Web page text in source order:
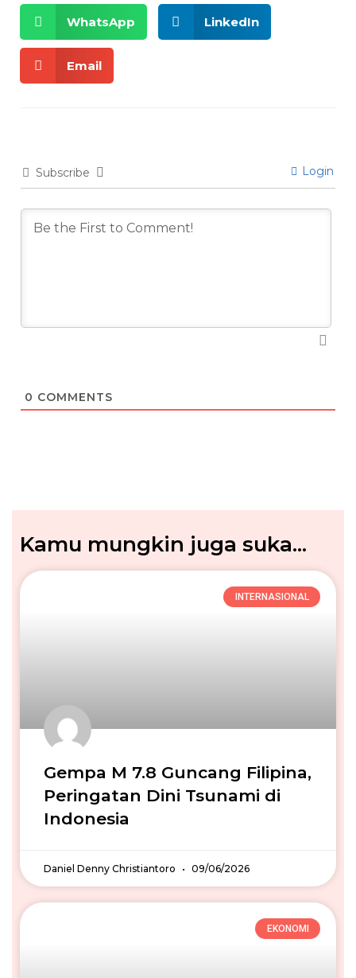
WhatsApp LinkedIn
Email
Subscribe Login
0 COMMENTS
Kamu mungkin juga suka...
INTERNASIONAL
Gempa M 7.8 Guncang Filipina,
Peringatan Dini Tsunami di
Indonesia
Daniel Denny Christiantoro 09/06/2026
EKONOMI